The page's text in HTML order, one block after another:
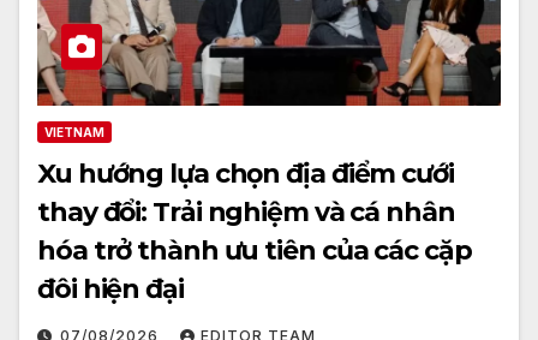
VIETNAM
Xu hướng lựa chọn địa điểm cưới
thay đổi: Trải nghiệm và cá nhân
hóa trở thành ưu tiên của các cặp
đôi hiện đại
07/08/2026 EDITOR TEAM